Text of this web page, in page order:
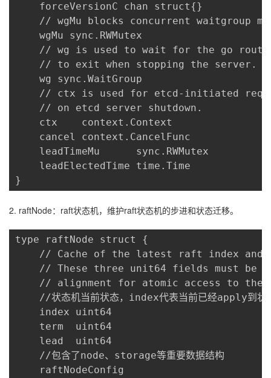
forceVersionC chan struct{}
// wgMu blocks concurrent waitgroup
wgMu sync.RWMutex
// wg is used to wait for the go
// to exit when stopping the server.
wg sync.WaitGroup
// ctx is used for etcd-initiated
// on etcd server shutdown.
ctx    context.Context
cancel context.CancelFunc
leadTimeMu      sync.RWMutex
leadElectedTime time.Time
}
2. raftNode：raft状态机，维护raft状态机的步进和状态迁移。
type raftNode struct {
// Cache of the latest raft index and
// These three unit64 fields must be
// alignment for atomic access to the
//状态机当前状态，index代表当前已经apply到状
index uint64
term  uint64
lead  uint64
//包含了node、storage等重要数据结构
raftNodeConfig